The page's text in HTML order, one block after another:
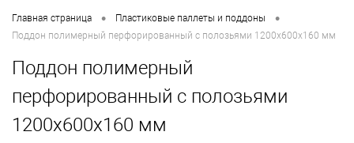
Главная страница • Пластиковые паллеты и поддоны •
Поддон полимерный перфорированный с полозьями 1200х600х160 мм
Поддон полимерный
перфорированный с полозьями
1200х600х160 мм